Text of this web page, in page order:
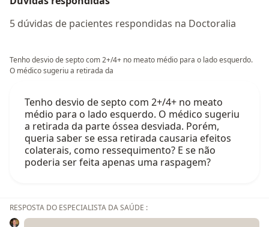
5 dúvidas de pacientes respondidas na Doctoralia
Tenho desvio de septo com 2+/4+ no meato médio para o lado esquerdo.
O médico sugeriu a retirada da
Tenho desvio de septo com 2+/4+ no meato
médio para o lado esquerdo. O médico sugeriu
a retirada da parte óssea desviada. Porém,
queria saber se essa retirada causaria efeitos
colaterais, como ressequimento? E se não
poderia ser feita apenas uma raspagem?
RESPOSTA DO ESPECIALISTA DA SAÚDE :